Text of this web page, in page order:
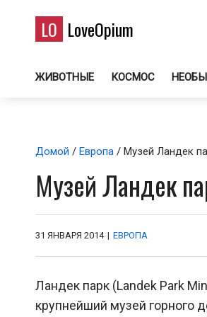
LO LoveOpium
ЖИВОТНЫЕ КОСМОС
Домой / Европа / Музей Ландек
Музей Ландек
31 ЯНВАРЯ 2014 | ЕВРОПА
Ландек парк (Landek Park
крупнейший музей горного